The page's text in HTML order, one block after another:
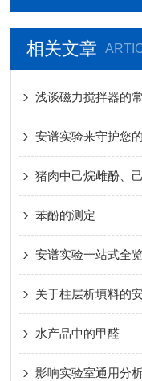
相关文章
浅谈磁力搅拌器的
安谱实验来守护您
猪肉中己烷雌酚、
苯酚的测定
安谱实验一站式全
关于柱层析填料的
水产品中的甲醛
影响实验室通用分